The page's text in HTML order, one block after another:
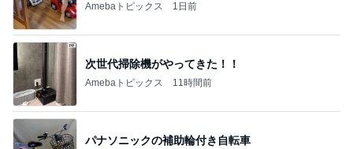
Amebaトピックス 1日前
次世代掃除機がやってきた！！
Amebaトピックス 11時間前
パナソニックの補助輪付き自転車